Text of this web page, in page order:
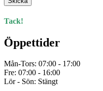
Tack!
Öppettider
Mån-Tors: 07:00 - 17:00
Fre: 07:00 - 16:00
Lör - Sön: Stängt